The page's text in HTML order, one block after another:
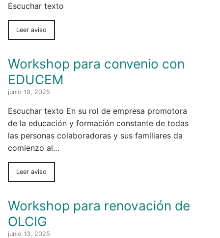
Escuchar texto
Leer aviso
Workshop para convenio con
EDUCEM
junio 19, 2025
Escuchar texto En su rol de empresa promotora
de la educación y formación constante de todas
las personas colaboradoras y sus familiares da
comienzo al…
Leer aviso
Workshop para renovación de
OLCIG
junio 13, 2025